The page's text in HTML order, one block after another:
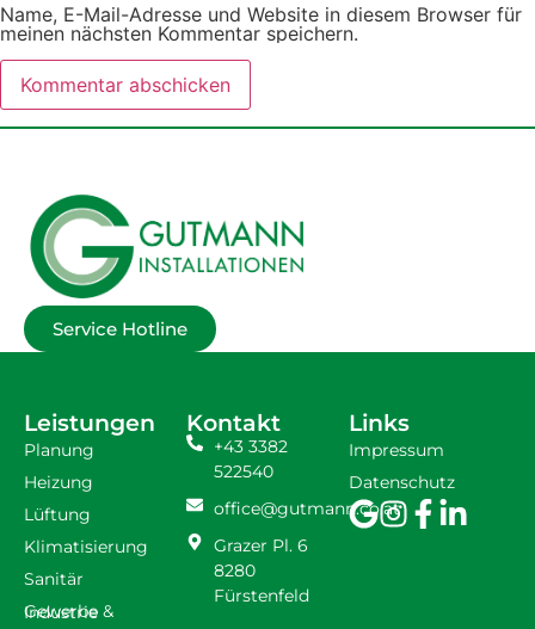
Name, E-Mail-Adresse und Website in diesem Browser für
meinen nächsten Kommentar speichern.
Service Hotline
Leistungen
Planung
Heizung
Lüftung
Klimatisierung
Sanitär
Gewerbe & Industrie
Kontakt
+43 3382
522540
office@gutmann.co.at
Grazer Pl. 6
8280
Fürstenfeld
Links
Impressum
Datenschutz